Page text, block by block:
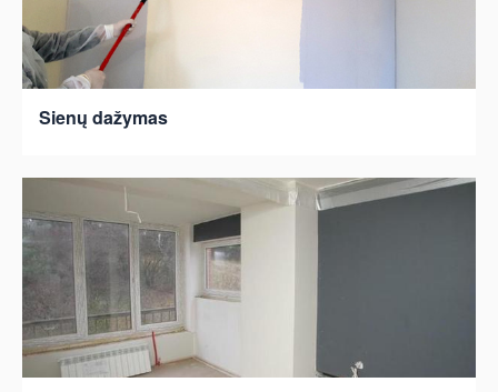
Sienų dažymas